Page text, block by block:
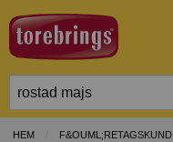
HEM F&OUML;RETAGSKUND